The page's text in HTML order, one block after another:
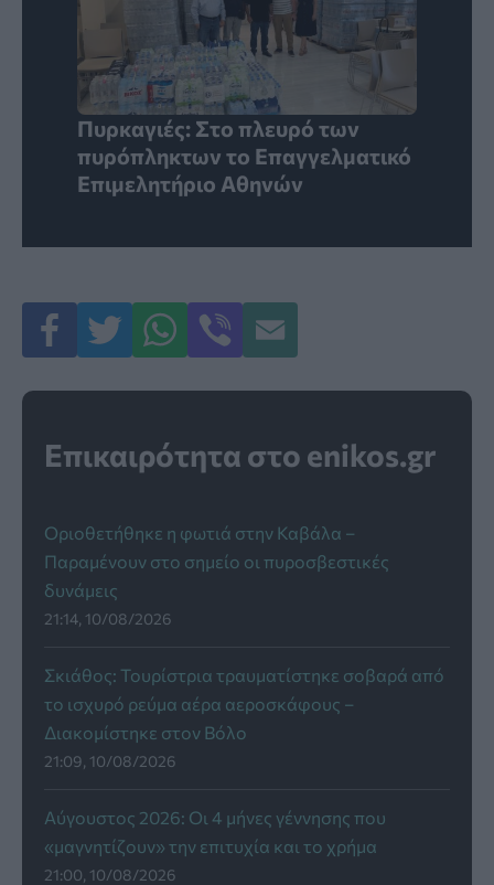
Πυρκαγιές: Στο πλευρό των
πυρόπληκτων το Επαγγελματικό
Επιμελητήριο Αθηνών
Επικαιρότητα στο enikos.gr
Οριοθετήθηκε η φωτιά στην Καβάλα –
Παραμένουν στο σημείο οι πυροσβεστικές
δυνάμεις
21:14, 10/08/2026
Σκιάθος: Τουρίστρια τραυματίστηκε σοβαρά από
το ισχυρό ρεύμα αέρα αεροσκάφους –
Διακομίστηκε στον Βόλο
21:09, 10/08/2026
Αύγουστος 2026: Οι 4 μήνες γέννησης που
«μαγνητίζουν» την επιτυχία και το χρήμα
21:00, 10/08/2026